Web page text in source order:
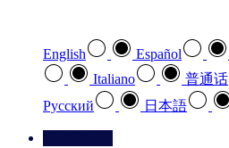
English Español
Italiano
普通话
Pусский
日本語